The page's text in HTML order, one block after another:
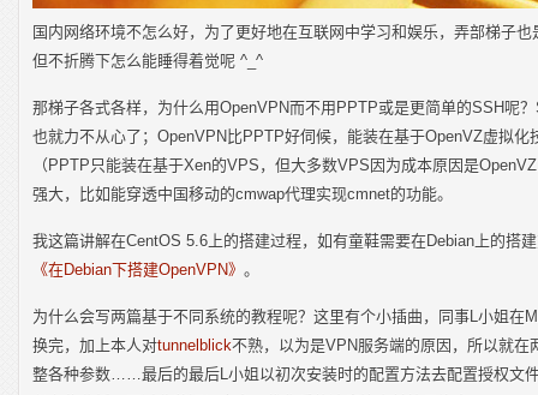
国内网络环境不怎么好，为了更好地在互联网中学习和娱乐，弄部梯子
但不折腾下怎么能睡得着觉呢 ^_^
那梯子各式各样，为什么用OpenVPN而不用PPTP或是更简单的SSH呢
也就力不从心了；OpenVPN比PPTP好伺候，能装在基于OpenVZ虚拟
（PPTP只能装在基于Xen的VPS，但大多数VPS因为成本原因是
强大，比如能穿透中国移动的cmwap代理实现cmnet的功能。
我这篇讲解在CentOS 5.6上的搭建过程，如有童鞋需要在Debian上的搭
《在Debian下搭建OpenVPN》 。
为什么会写两篇基于不同系统的教程呢？这里有个小插曲，同事L小姐在
换完，加上本人对tunnelblick不熟，以为是VPN服务端的原因，所以就在
整各种参数……最后的最后L小姐以初次安装时的配置方法去配置授权文